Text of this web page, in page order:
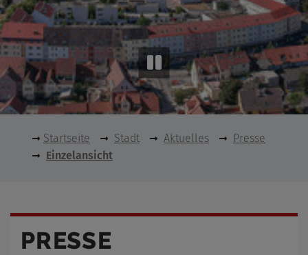
Startseite Stadt Aktuelles
Presse
Einzelansicht
PRESSE